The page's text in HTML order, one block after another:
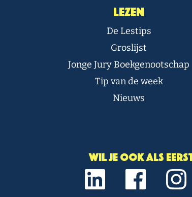
Lezen
De Lestips
Groslijst
Jonge Jury Boekgenootschap
Tip van de week
Nieuws
Wil je ook als